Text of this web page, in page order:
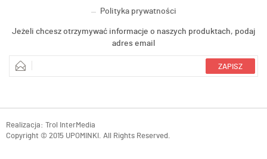
Polityka prywatności
Jeżeli chcesz otrzymywać informacje o naszych produktach, podaj
adres email
Realizacja: Trol InterMedia
Copyright © 2015 UPOMINKI. All Rights Reserved.